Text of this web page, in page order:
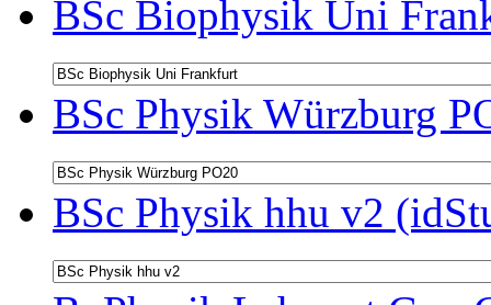
BSc Biophysik Uni
BSc Physik Würzburg
BSc Physik hhu v2